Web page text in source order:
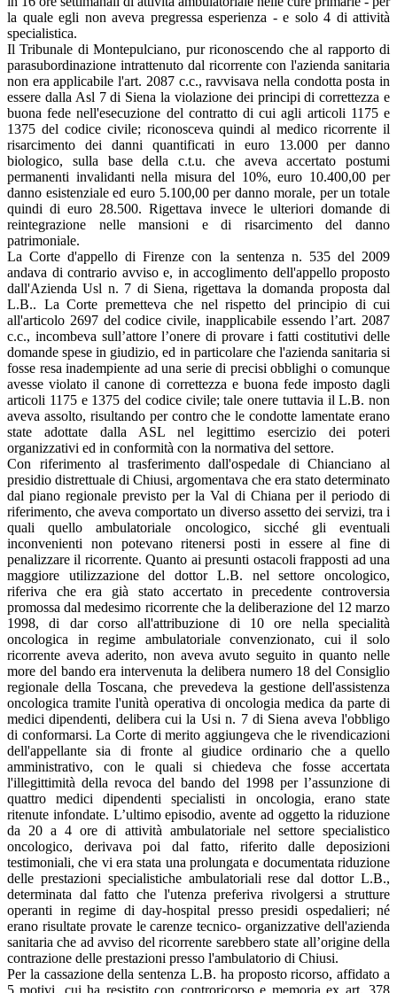
la quale egli non aveva pregressa esperienza - e solo 4 di attività
specialistica.
Il Tribunale di Montepulciano, pur riconoscendo che al rapporto di
parasubordinazione intrattenuto dal ricorrente con l'azienda sanitaria
non era applicabile l'art. 2087 c.c., ravvisava nella condotta posta in
essere dalla Asl 7 di Siena la violazione dei principi di correttezza e
buona fede nell'esecuzione del contratto di cui agli articoli 1175 e
1375 del codice civile; riconosceva quindi al medico ricorrente il
risarcimento dei danni quantificati in euro 13.000 per danno
biologico, sulla base della c.t.u. che aveva accertato postumi
permanenti invalidanti nella misura del 10%, euro 10.400,00 per
danno esistenziale ed euro 5.100,00 per danno morale, per un totale
quindi di euro 28.500. Rigettava invece le ulteriori domande di
reintegrazione nelle mansioni e di risarcimento del danno
patrimoniale.
La Corte d'appello di Firenze con la sentenza n. 535 del 2009
andava di contrario avviso e, in accoglimento dell'appello proposto
dall'Azienda Usl n. 7 di Siena, rigettava la domanda proposta dal
L.B.. La Corte premetteva che nel rispetto del principio di cui
all'articolo 2697 del codice civile, inapplicabile essendo l’art. 2087
c.c., incombeva sull’attore l’onere di provare i fatti costitutivi delle
domande spese in giudizio, ed in particolare che l'azienda sanitaria si
fosse resa inadempiente ad una serie di precisi obblighi o comunque
avesse violato il canone di correttezza e buona fede imposto dagli
articoli 1175 e 1375 del codice civile; tale onere tuttavia il L.B. non
aveva assolto, risultando per contro che le condotte lamentate erano
state adottate dalla ASL nel legittimo esercizio dei poteri
organizzativi ed in conformità con la normativa del settore.
Con riferimento al trasferimento dall'ospedale di Chianciano al
presidio distrettuale di Chiusi, argomentava che era stato determinato
dal piano regionale previsto per la Val di Chiana per il periodo di
riferimento, che aveva comportato un diverso assetto dei servizi, tra i
quali quello ambulatoriale oncologico, sicché gli eventuali
inconvenienti non potevano ritenersi posti in essere al fine di
penalizzare il ricorrente. Quanto ai presunti ostacoli frapposti ad una
maggiore utilizzazione del dottor L.B. nel settore oncologico,
riferiva che era già stato accertato in precedente controversia
promossa dal medesimo ricorrente che la deliberazione del 12 marzo
1998, di dar corso all'attribuzione di 10 ore nella specialità
oncologica in regime ambulatoriale convenzionato, cui il solo
ricorrente aveva aderito, non aveva avuto seguito in quanto nelle
more del bando era intervenuta la delibera numero 18 del Consiglio
regionale della Toscana, che prevedeva la gestione dell'assistenza
oncologica tramite l'unità operativa di oncologia medica da parte di
medici dipendenti, delibera cui la Usi n. 7 di Siena aveva l'obbligo
di conformarsi. La Corte di merito aggiungeva che le rivendicazioni
dell'appellante sia di fronte al giudice ordinario che a quello
amministrativo, con le quali si chiedeva che fosse accertata
l'illegittimità della revoca del bando del 1998 per l’assunzione di
quattro medici dipendenti specialisti in oncologia, erano state
ritenute infondate. L’ultimo episodio, avente ad oggetto la riduzione
da 20 a 4 ore di attività ambulatoriale nel settore specialistico
oncologico, derivava poi dal fatto, riferito dalle deposizioni
testimoniali, che vi era stata una prolungata e documentata riduzione
delle prestazioni specialistiche ambulatoriali rese dal dottor L.B.,
determinata dal fatto che l'utenza preferiva rivolgersi a strutture
operanti in regime di day-hospital presso presidi ospedalieri; né
erano risultate provate le carenze tecnico- organizzative dell'azienda
sanitaria che ad avviso del ricorrente sarebbero state all’origine della
contrazione delle prestazioni presso l'ambulatorio di Chiusi.
Per la cassazione della sentenza L.B. ha proposto ricorso, affidato a
5 motivi, cui ha resistito con controricorso e memoria ex art. 378